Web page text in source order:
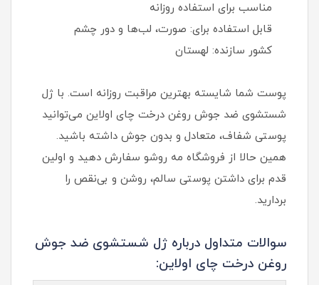
مناسب برای استفاده روزانه
قابل استفاده برای: صورت، لب‌ها و دور چشم
کشور سازنده: لهستان
پوست شما شایسته بهترین مراقبت روزانه است. با ژل
شستشوی ضد جوش روغن درخت چای اولاین می‌توانید
پوستی شفاف، متعادل و بدون جوش داشته باشید.
همین حالا از فروشگاه مه روشو سفارش دهید و اولین
قدم برای داشتن پوستی سالم، روشن و بی‌نقص را
بردارید.
سوالات متداول درباره ژل شستشوی ضد جوش
روغن درخت چای اولاین: